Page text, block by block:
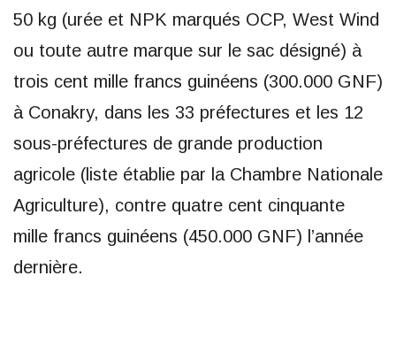
50 kg (urée et NPK marqués OCP, West Wind
ou toute autre marque sur le sac désigné) à
trois cent mille francs guinéens (300.000 GNF)
à Conakry, dans les 33 préfectures et les 12
sous-préfectures de grande production
agricole (liste établie par la Chambre Nationale
Agriculture), contre quatre cent cinquante
mille francs guinéens (450.000 GNF) l’année
dernière.